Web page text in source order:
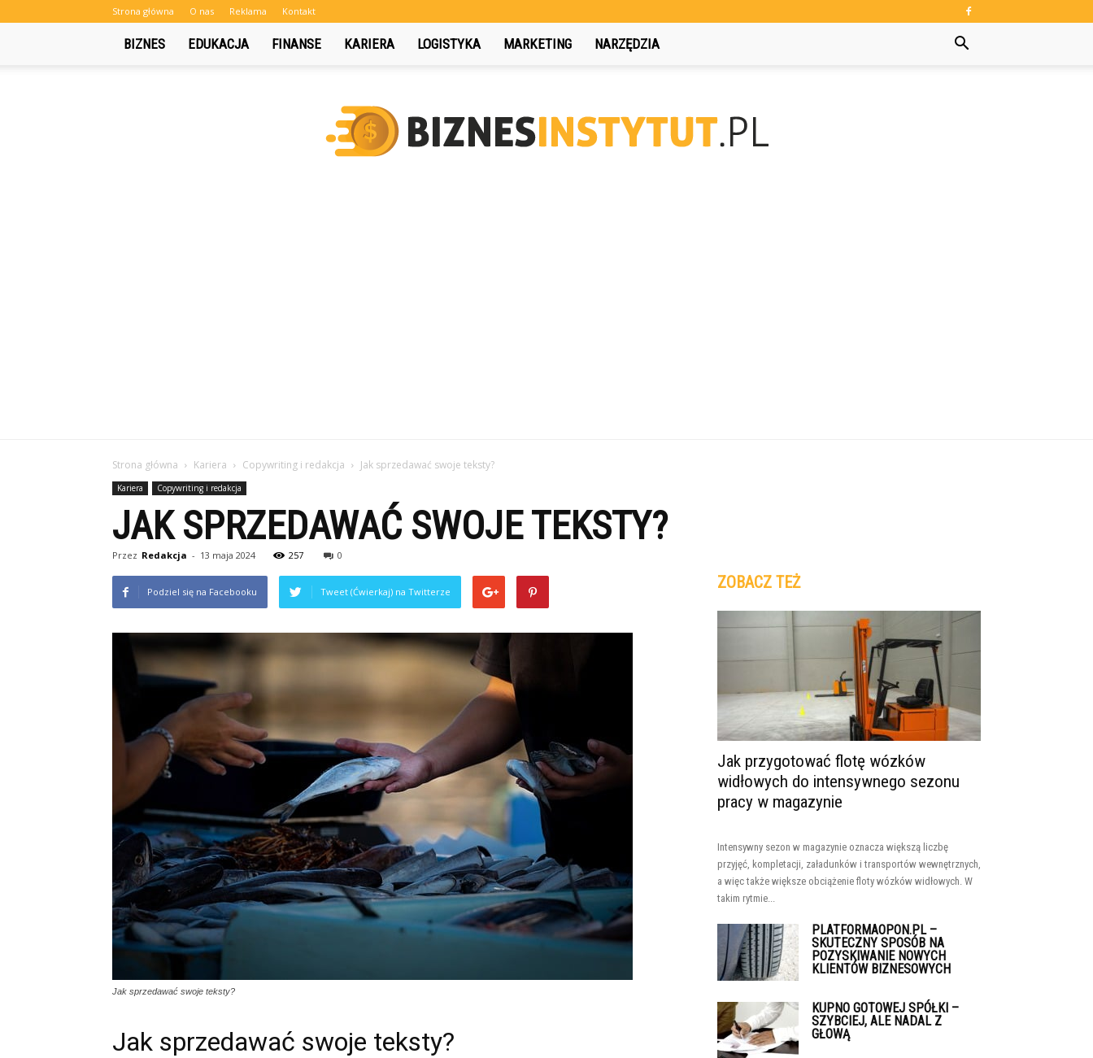
Strona główna O nas Reklama Kontakt
BIZNES EDUKACJA FINANSE KARIERA LOGISTYKA MARKETING NARZĘDZIA
Strona główna Kariera Copywriting i redakcja Jak sprzedawać swoje teksty?
Kariera Copywriting i redakcja
JAK SPRZEDAWAĆ SWOJE TEKSTY?
Przez Redakcja - 13 maja 2024 257 0
Podziel się na Facebooku Tweet (Ćwierkaj) na Twitterze
Jak sprzedawać swoje teksty?
Jak sprzedawać swoje teksty?
ZOBACZ TEŻ
Jak przygotować flotę wózków
widłowych do intensywnego sezonu
pracy w magazynie
Intensywny sezon w magazynie oznacza większą liczbę
przyjęć, kompletacji, załadunków i transportów wewnętrznych,
a więc także większe obciążenie floty wózków widłowych. W
takim rytmie...
PLATFORMAOPON.PL –
SKUTECZNY SPOSÓB NA
POZYSKIWANIE NOWYCH
KLIENTÓW BIZNESOWYCH
KUPNO GOTOWEJ SPÓŁKI –
SZYBCIEJ, ALE NADAL Z
GŁOWĄ